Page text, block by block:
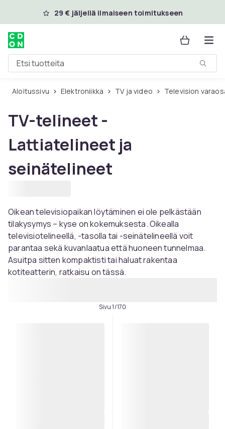
Ohita ja siirry pääsisältöön
29 € jäljellä ilmaiseen toimitukseen
Etsi tuotteita
Aloitussivu Elektroniikka TV ja video Television
TV-telineet -
Lattiatelineet ja
seinätelineet
Oikean televisiopaikan löytäminen ei ole pelkästään
tilakysymys – kyse on kokemuksesta. Oikealla
televisiotelineellä, -tasolla tai -seinätelineellä voit
parantaa sekä kuvanlaatua että huoneen tunnelmaa.
Asuitpa sitten kompaktisti tai haluat rakentaa
kotiteatterin, ratkaisu on tässä.
Sivu 1/170